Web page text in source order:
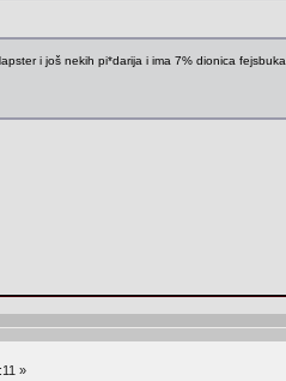
i još nekih pi*darija i ima 7% dionica fejsbuka.
»